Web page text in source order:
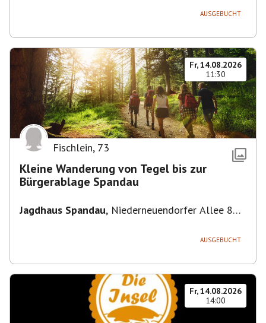
AUSGEBUCHT
Fr, 14.08.2026
11:30
Fischlein, 73
Kleine Wanderung von Tegel bis zur
Bürgerablage Spandau
Jagdhaus Spandau, Niederneuendorfer Allee 80,
AUSGEBUCHT
Fr, 14.08.2026
14:00